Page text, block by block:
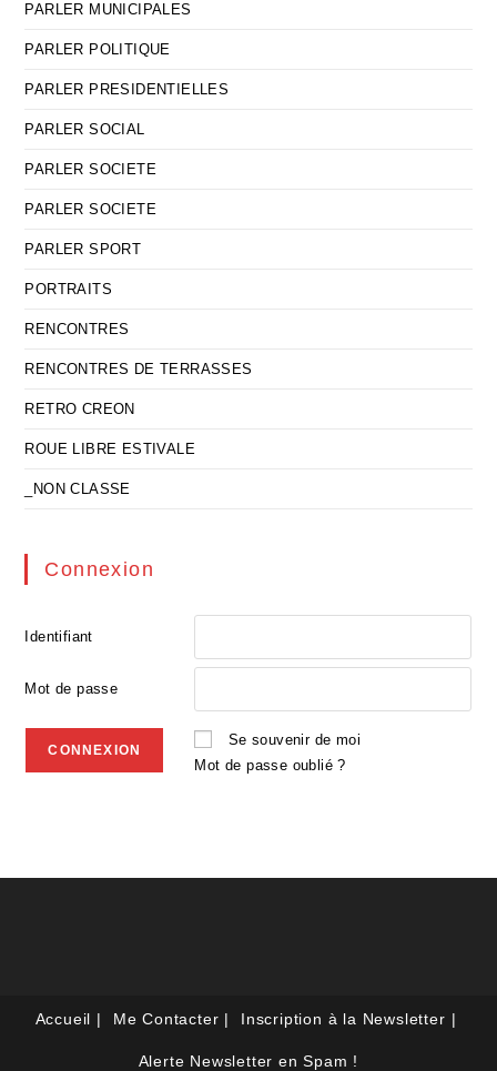
PARLER MUNICIPALES
PARLER POLITIQUE
PARLER PRESIDENTIELLES
PARLER SOCIAL
PARLER SOCIETE
PARLER SOCIETE
PARLER SPORT
PORTRAITS
RENCONTRES
RENCONTRES DE TERRASSES
RETRO CREON
ROUE LIBRE ESTIVALE
_NON CLASSE
Connexion
Identifiant
Mot de passe
Se souvenir de moi
Mot de passe oublié ?
Accueil Me Contacter Inscription à la Newsletter
Alerte Newsletter en Spam !